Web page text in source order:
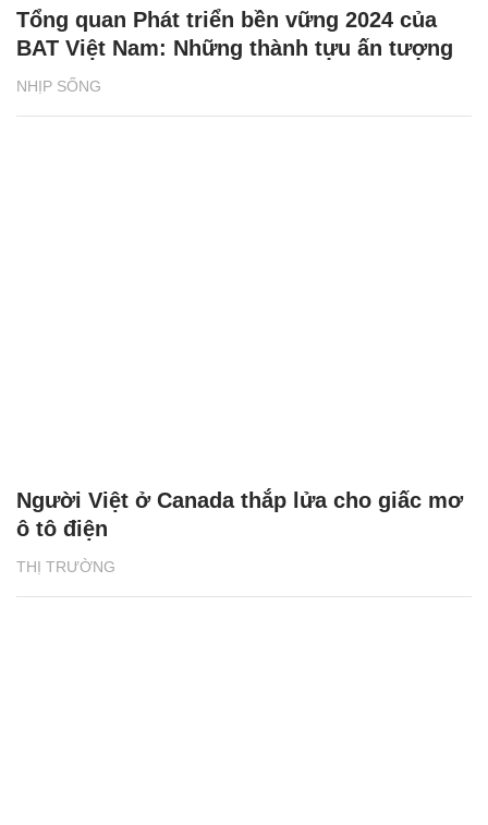
NHỊP SỐNG
Tổng quan Phát triển bền vững 2024 của
BAT Việt Nam: Những thành tựu ấn tượng
THỊ TRƯỜNG
Người Việt ở Canada thắp lửa cho giấc mơ
ô tô điện